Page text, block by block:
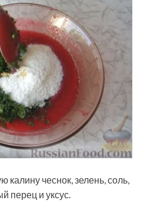
калину чеснок, зелень, соль,
перец и уксус.